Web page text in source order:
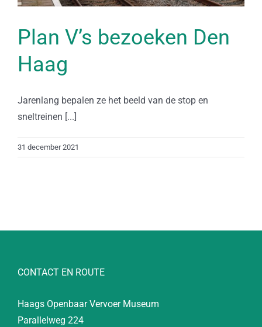
Plan V’s bezoeken Den
Haag
Jarenlang bepalen ze het beeld van de stop en
sneltreinen [...]
31 december 2021
CONTACT EN ROUTE
Haags Openbaar Vervoer Museum
Parallelweg 224